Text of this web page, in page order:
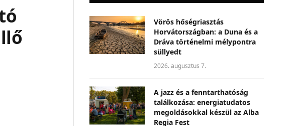
Vörös hőségriasztás
Horvátországban: a Duna és a
Dráva történelmi mélypontra
süllyedt
2026. augusztus 7.
A jazz és a fenntarthatóság
találkozása: energiatudatos
megoldásokkal készül az Alba
Regia Fest